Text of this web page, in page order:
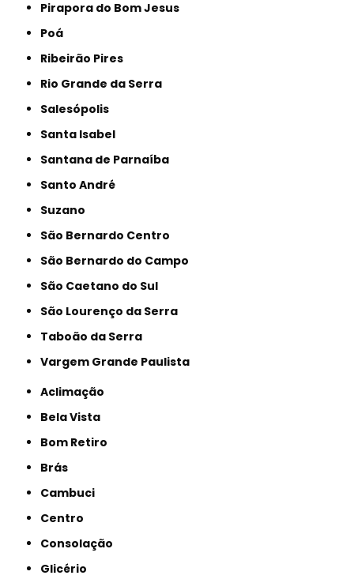
Pirapora do Bom Jesus
Poá
Ribeirão Pires
Rio Grande da Serra
Salesópolis
Santa Isabel
Santana de Parnaíba
Santo André
Suzano
São Bernardo Centro
São Bernardo do Campo
São Caetano do Sul
São Lourenço da Serra
Taboão da Serra
Vargem Grande Paulista
Aclimação
Bela Vista
Bom Retiro
Brás
Cambuci
Centro
Consolação
Glicério